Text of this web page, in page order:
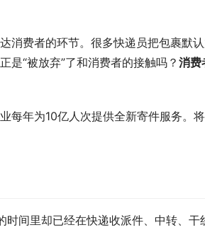
消费者的环节。很多快递员把包裹默
是“被放弃”了和消费者的接触吗？ 消费
每年为10亿人次提供全新寄件服务。
间里却已经在快递收派件、中转、干